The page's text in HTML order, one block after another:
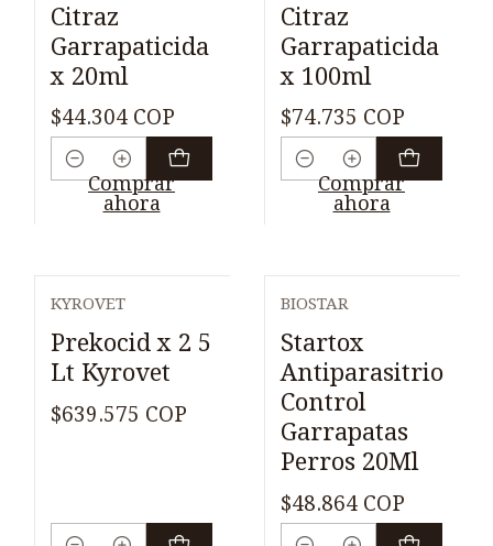
Citraz
Garrapaticida
x 20ml
$44.304 COP
Cantidad
Comprar
ahora
Citraz
Garrapaticida
x 100ml
$74.735 COP
Cantidad
Comprar
ahora
KYROVET
Prekocid x 2 5
Lt Kyrovet
$639.575 COP
BIOSTAR
Startox
Antiparasitrio
Control
Garrapatas
Perros 20Ml
$48.864 COP